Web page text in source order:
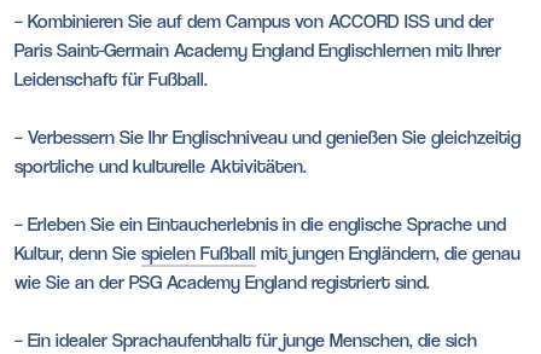
– Kombinieren Sie auf dem Campus von ACCORD ISS und der
Paris Saint-Germain Academy England Englischlernen mit Ihrer
Leidenschaft für Fußball.
– Verbessern Sie Ihr Englischniveau und genießen Sie gleichzeitig
sportliche und kulturelle Aktivitäten.
– Erleben Sie ein Eintaucherlebnis in die englische Sprache und
Kultur, denn Sie spielen Fußball mit jungen Engländern, die genau
wie Sie an der PSG Academy England registriert sind.
– Ein idealer Sprachaufenthalt für junge Menschen, die sich